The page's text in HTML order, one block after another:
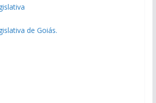
de Goiás.